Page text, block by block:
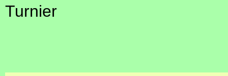
Turnier